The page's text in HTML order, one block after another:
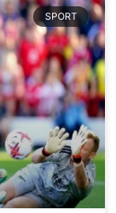
SPORT